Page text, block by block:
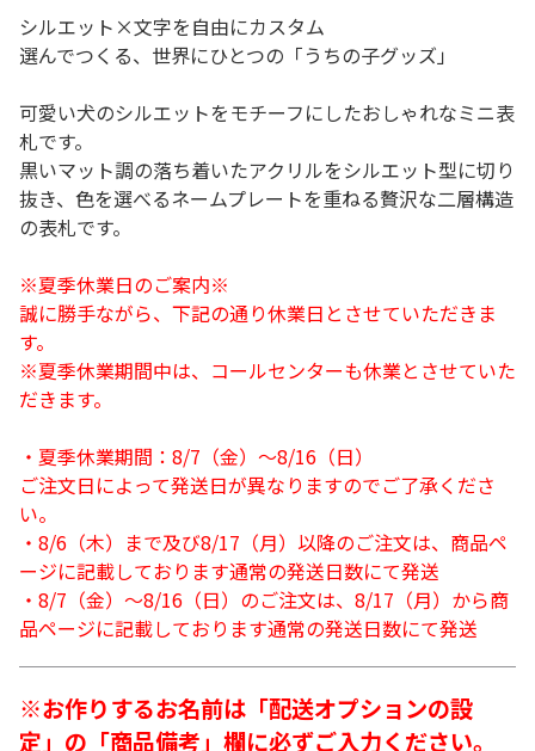
シルエット×文字を自由にカスタム
選んでつくる、世界にひとつの「うちの子グッズ」
可愛い犬のシルエットをモチーフにしたおしゃれなミニ表
札です。
黒いマット調の落ち着いたアクリルをシルエット型に切り
抜き、色を選べるネームプレートを重ねる贅沢な二層構造
の表札です。
※夏季休業日のご案内※
誠に勝手ながら、下記の通り休業日とさせていただきま
す。
※夏季休業期間中は、コールセンターも休業とさせていた
だきます。
・夏季休業期間：8/7（金）～8/16（日）
ご注文日によって発送日が異なりますのでご了承くださ
い。
・8/6（木）まで及び8/17（月）以降のご注文は、商品ペ
ージに記載しております通常の発送日数にて発送
・8/7（金）～8/16（日）のご注文は、8/17（月）から商
品ページに記載しております通常の発送日数にて発送
※お作りするお名前は「配送オプションの設
定」の「商品備考」欄に必ずご入力ください。